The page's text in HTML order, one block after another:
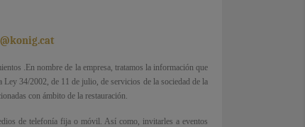
.En nombre de la empresa, tratamos la información que
34/2002, de 11 de julio, de servicios de la sociedad de la
con ámbito de la restauración.
de telefonía fija o móvil. Así como, invitarles a eventos